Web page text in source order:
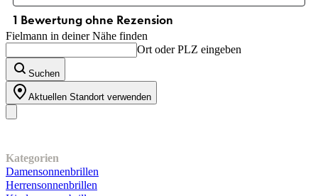
Fielmann in deiner Nähe finden
Ort oder PLZ eingeben
Suchen
Aktuellen Standort verwenden
Kategorien
Damensonnenbrillen
Herrensonnenbrillen